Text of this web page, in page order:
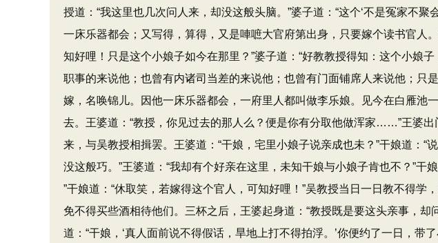
授道：​“我这里也几次问人来，却没这般头脑。​”婆子道：​“这个‘不是冤家不
一床乐器都会；又写得，算得，又是唓嗻大官府第出身，只要嫁个读书官人
知好哩！只是这个小娘子如今在那里？​”婆子道：​“好教教授得知：这个小娘
职事的来说他；也曾有内诸司当差的来说他；也曾有门面铺席人来说他；只
嫁，名唤锦儿。因他一床乐器都会，一府里人都叫做李乐娘。见今在白雁
去。王婆道：​“教授，你见过去的那人么？便是你有分取他做浑家……”王婆
来，与吴教授相揖罢。王婆道：​“干娘，宅里小娘子说亲成也未？​”干娘道：​“
没这般巧。​”王婆道：​“我却有个好亲在这里，未知干娘与小娘子肯也不？​”干
”干娘道：​“休取笑，若嫁得这个官人，可知好哩！”吴教授当日一日教不得
免不得买些酒相待他们。三杯之后，王婆起身道：​“教授既是要这头亲事，
道：​“干娘，‘真人面前说不得假话，旱地上打不得拍浮。’你便约了一日，